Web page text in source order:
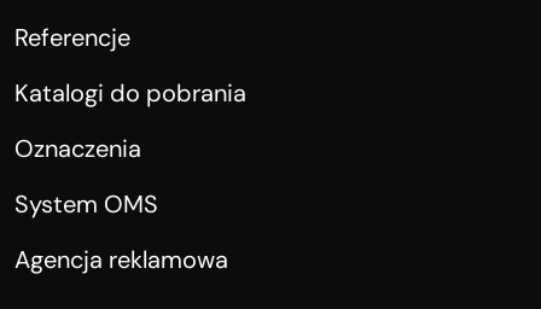
Referencje
Katalogi do pobrania
Oznaczenia
System OMS
Agencja reklamowa